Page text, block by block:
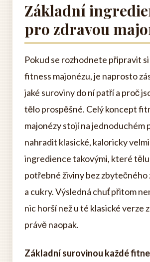
Základní
pro zdravou
Pokud se rozhodnete připravit
fitness majonézu, je naprosto
jaké suroviny do ní patří a proč
tělo prospěšné. Celý koncept
majonézy stojí na jednoduchém
nahradit klasické, kaloricky
ingredience takovými, které
potřebné živiny bez
a cukry. Výsledná chuť přitom
nic horší než u té klasické verze
právě naopak.
Základní surovinou každé